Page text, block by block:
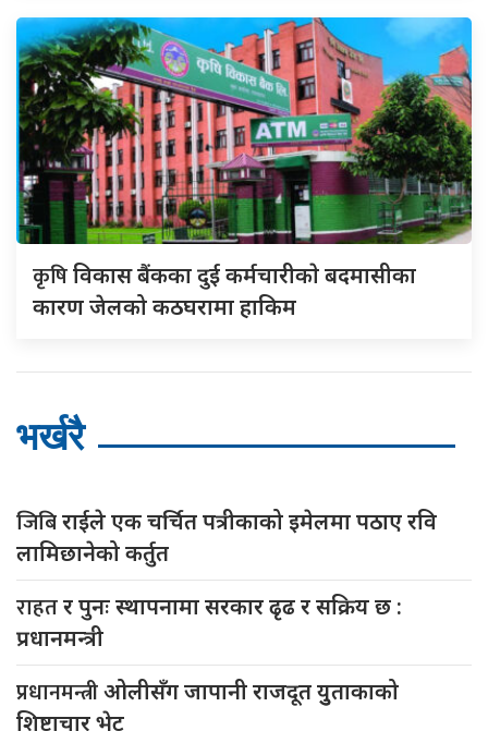
कृषिविकास बैंकका दुई कर्मचारीकाे बदमासीका
कारण जेलको कठघरामा हाकिम
भर्खरै
जिबिराईले एक चर्चित पत्रीकाको इमेलमा पठाए रवि
लामिछानेको कर्तुत
राहतर पुनः स्थापनामा सरकार ढृढ र सक्रिय छ :
प्रधानमन्त्री
प्रधानमन्त्रीओलीसँग जापानी राजदूत युुताकाको
शिष्टाचार भेट